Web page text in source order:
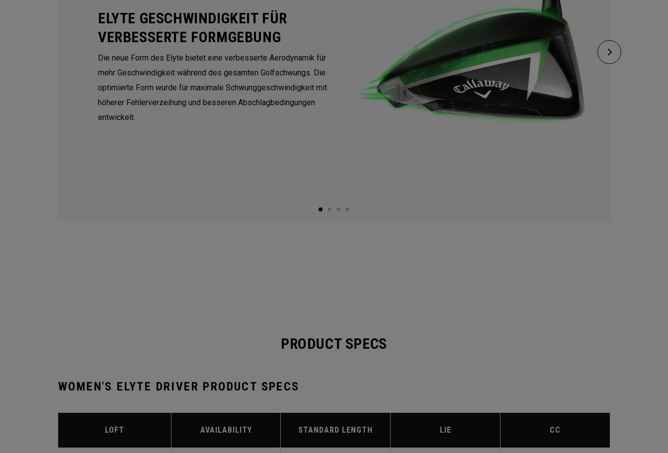
ELYTE GESCHWINDIGKEIT FÜR
VERBESSERTE FORMGEBUNG
Die neue Form des Elyte bietet eine verbesserte Aerodynamik für
mehr Geschwindigkeit während des gesamten Golfschwungs. Die
optimierte Form wurde für maximale Schwunggeschwindigkeit mit
höherer Fehlerverzeihung und besseren Abschlagbedingungen
entwickelt.
PRODUCT SPECS
WOMEN'S ELYTE DRIVER PRODUCT SPECS
LOFT AVAILABILITY STANDARD LENGTH LIE CC